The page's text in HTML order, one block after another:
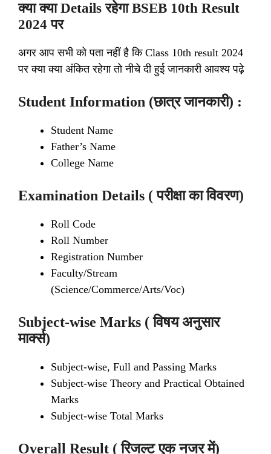
क्या क्या Details रहेगा BSEB 10th Result
2024 पर
अगर आप सभी को पता नहीं है कि Class 10th result 2024
पर क्या क्या अंकित रहेगा तो नीचे दी हुई जानकारी आवश्य पढ़े
Student Information (छात्र जानकारी) :
Student Name
Father’s Name
College Name
Examination Details ( परीक्षा का विवरण)
Roll Code
Roll Number
Registration Number
Faculty/Stream
(Science/Commerce/Arts/Voc)
Subject-wise Marks ( विषय अनुसार
मार्क्स)
Subject-wise, Full and Passing Marks
Subject-wise Theory and Practical Obtained
Marks
Subject-wise Total Marks
Overall Result ( रिजल्ट एक नजर में)